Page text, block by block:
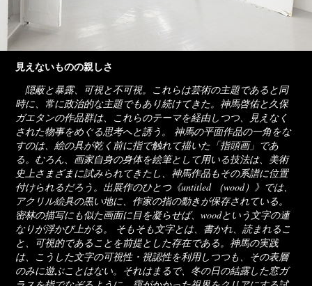
見えないものの親しさ
隠蔽と暴露、可視と不可視。これらは芸術の主題であると同
時に、常に政治的な主題でもあり続けてきた。神馬啓佑と久保
ガエタンの作品群は、これらのテーマを経由しつつ、見えなく
された物事をめぐる思考へと誘う。 神馬の平面作品の一角をな
すのは、絵の具が乾く前に指で触れて描いた「指頭画」であ
る。むろん、画家自身の身体を絵筆として用いる技法は、美術
史上さまざまに試みられてきたし、神馬作品もその系譜に位置
付けられるだろう。出展作のひとつ《untitled （wood）》では、
アクリル絵具の黒い地に、作家の指の動きが保存されている。
密林の描写にも似た画面に目を凝らせば、woodという文字の連
なりが浮かび上がる。 そもそも文字とは、書かれ、読まれるこ
と、可視的であることを前提とした存在である。神馬の実践
は、こうした文字の可視性・視認性を利用しつつも、その表層
のみに遊ぶことはない。それはまるで、冬の日の結露した窓ガ